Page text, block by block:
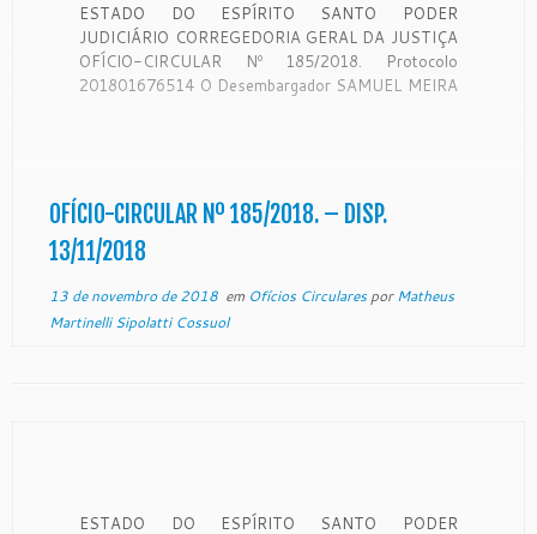
ESTADO DO ESPÍRITO SANTO PODER
JUDICIÁRIO CORREGEDORIA GERAL DA JUSTIÇA
OFÍCIO-CIRCULAR Nº 185/2018. Protocolo
201801676514 O Desembargador SAMUEL MEIRA
fiscalização, disciplina e orientação administrativa,
[…]
OFÍCIO-CIRCULAR Nº 185/2018. – DISP.
13/11/2018
13 de novembro de 2018em Ofícios CircularesporMatheus
Martinelli Sipolatti Cossuol
ESTADO DO ESPÍRITO SANTO PODER